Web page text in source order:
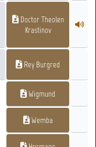
Doctor Theolen
Krastinov
Rey Burgred
Wigmund
Wemba